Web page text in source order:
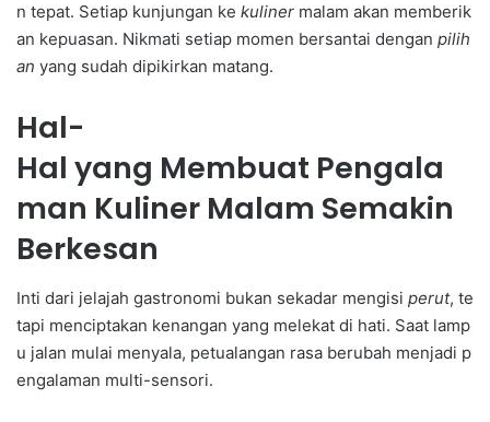
n tepat. Setiap kunjungan ke kuliner malam akan memberik
an kepuasan. Nikmati setiap momen bersantai dengan pilih
an yang sudah dipikirkan matang.
Hal-
Hal yang Membuat Pengala
man Kuliner Malam Semakin
Berkesan
Inti dari jelajah gastronomi bukan sekadar mengisi perut, te
tapi menciptakan kenangan yang melekat di hati. Saat lamp
u jalan mulai menyala, petualangan rasa berubah menjadi p
engalaman multi-sensori.